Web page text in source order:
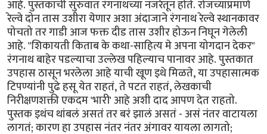
आहे. पुस्तकाची सुरुवात रंगनाथच्या नजरेतून होते. रोजच्याप्रमाणे
रेल्वे दोन तास उशीरा येणार अशा अंदाजाने रंगनाथ रेल्वे स्थानकावर
पोचतो तर गाडी आज फक्त दीड तास उशीर होऊन निघून गेलेली
आहे. "शिकायती किताब के कथा-साहित्य मे अपना योगदान देकर"
रंगनाथ बाहेर पडल्याचा उल्लेख पहिल्याच पानावर आहे. पुस्तकात
उपहास ठासून भरलेला आहे याची खूण इथे मिळते, या उपहासात्मक
टिपण्यांनी पुढे हसू येत राहतं, ते पटत राहतं, लेखकाची
निरीक्षणशक्ती एकदम 'भारी' आहे अशी दाद आपण देत राहतो.
पुस्तक इथंच थांबलं असतं तर बरं झालं असतं - असं नंतर वाटायला
लागतं; कारण हा उपहास नंतर नंतर अंगावर यायला लागतो;